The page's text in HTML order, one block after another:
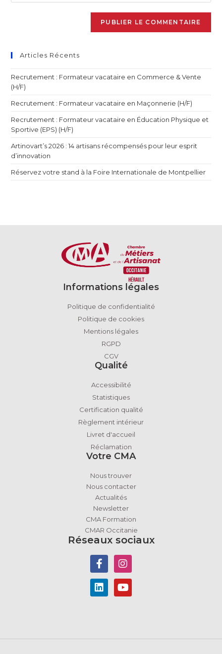
Articles Récents
Recrutement : Formateur vacataire en Commerce & Vente
(H/F)
Recrutement : Formateur vacataire en Maçonnerie (H/F)
Recrutement : Formateur vacataire en Éducation Physique et
Sportive (EPS) (H/F)
Artinovart’s 2026 : 14 artisans récompensés pour leur esprit
d’innovation
Réservez votre stand à la Foire Internationale de Montpellier
Informations légales
Politique de confidentialité
Politique de cookies
Mentions légales
RGPD
CGV
Qualité
Accessibilité
Statistiques
Certification qualité
Règlement intérieur
Livret d'accueil
Réclamation
Votre CMA
Nous trouver
Nous contacter
Actualités
Newsletter
CMA Formation
CMAR Occitanie
Réseaux sociaux